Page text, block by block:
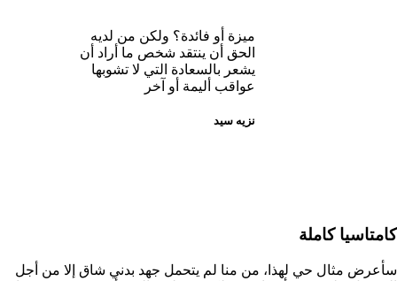
ميزة أو فائدة؟ ولكن من لديه
الحق أن ينتقد شخص ما أراد أن
يشعر بالسعادة التي لا تشوبها
عواقب أليمة أو آخر
نزيه سيد
كامتاسيا كاملة
سأعرض مثال حي لهذا، من منا لم يتحمل جهد بدني شاق إلا من أجل